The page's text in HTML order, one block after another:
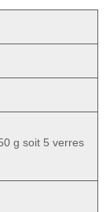
g soit 5 verres